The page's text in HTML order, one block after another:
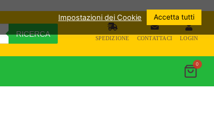
RICERCA SPEDIZIONE CONTATTACI LOGIN
0
Impostazioni dei Cookie Accetta tutti